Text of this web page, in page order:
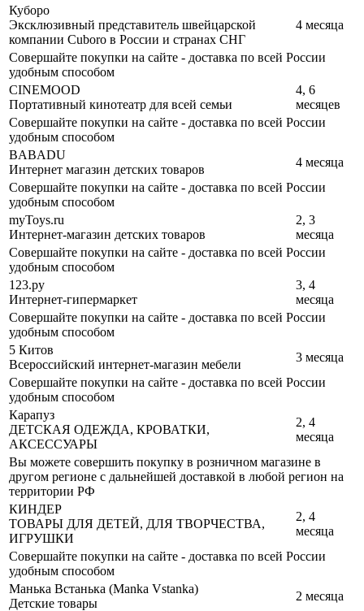
Куборо
Эксклюзивный представитель швейцарской
компании Cuboro в России и странах СНГ
4 месяца
Совершайте покупки на сайте - доставка по всей России
удобным способом
CINEMOOD
Портативный кинотеатр для всей семьи
4, 6
месяцев
Совершайте покупки на сайте - доставка по всей России
удобным способом
BABADU
Интернет магазин детских товаров
4 месяца
Совершайте покупки на сайте - доставка по всей России
удобным способом
myToys.ru
Интернет-магазин детских товаров
2, 3
месяца
Совершайте покупки на сайте - доставка по всей России
удобным способом
123.ру
Интернет-гипермаркет
3, 4
месяца
Совершайте покупки на сайте - доставка по всей России
удобным способом
5 Китов
Всероссийский интернет-магазин мебели
3 месяца
Совершайте покупки на сайте - доставка по всей России
удобным способом
Карапуз
ДЕТСКАЯ ОДЕЖДА, КРОВАТКИ,
АКСЕССУАРЫ
2, 4
месяца
Вы можете совершить покупку в розничном магазине в
другом регионе с дальнейшей доставкой в любой регион на
территории РФ
КИНДЕР
ТОВАРЫ ДЛЯ ДЕТЕЙ, ДЛЯ ТВОРЧЕСТВА,
ИГРУШКИ
2, 4
месяца
Совершайте покупки на сайте - доставка по всей России
удобным способом
Манька Встанька (Manka Vstanka)
Детские товары
2 месяца